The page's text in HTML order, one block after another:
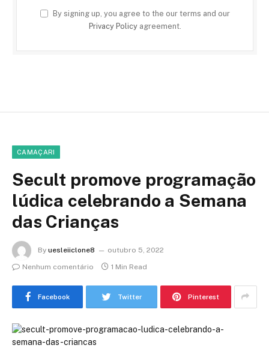
By signing up, you agree to the our terms and our
Privacy Policyagreement.
CAMAÇARI
Secult promove programação
lúdica celebrando a Semana
das Crianças
By uesleiiclone8
outubro 5, 2022
Nenhum comentário
1 Min Read
Facebook Twitter Pinterest